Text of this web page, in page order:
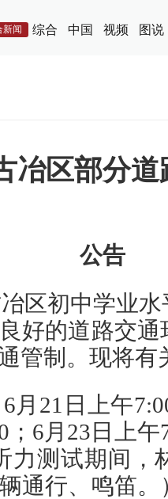
新闻 综合 中国 视频 图说
冶区部分
公告
区初中学业
好的道路交
管制。现将有
6月21日上午
；6月23日上
力测试期间
通行、鸣笛